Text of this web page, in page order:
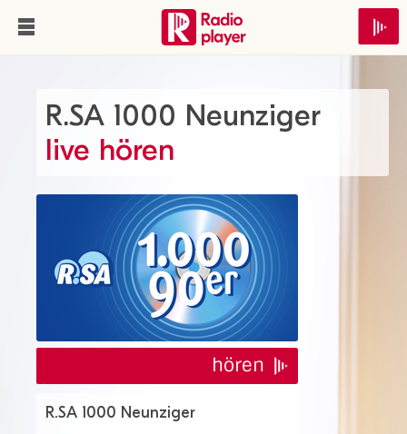
R.SA 1000 Neunziger
live hören
hören
R.SA 1000 Neunziger